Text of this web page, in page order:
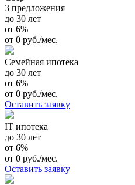
3 предложения
до 30 лет
от 6%
от 0 руб./мес.
Семейная ипотека
до 30 лет
от 6%
от 0 руб./мес.
Оставить заявку
IT ипотека
до 30 лет
от 6%
от 0 руб./мес.
Оставить заявку